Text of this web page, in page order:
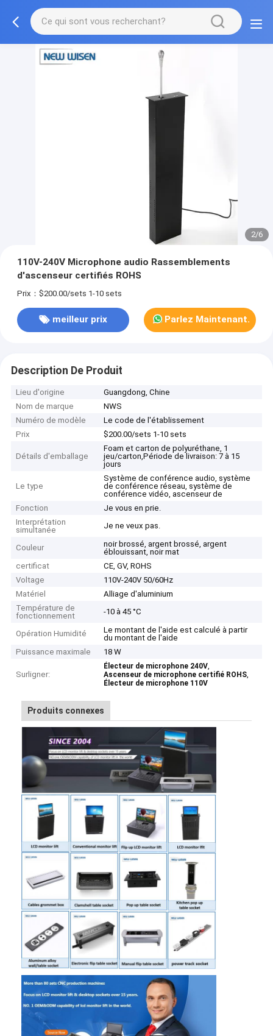
2/6
110V-240V Microphone audio Rassemblements
d'ascenseur certifiés ROHS
Prix：$200.00/sets 1-10 sets
meilleur prix Parlez Maintenant.
Description De Produit
Lieu d'origine
Guangdong, Chine
Nom de marque
NWS
Numéro de modèle
Le code de l'établissement
Prix
$200.00/sets 1-10 sets
Détails d'emballage
Foam et carton de polyuréthane, 1
jeu/carton,Période de livraison: 7 à 15
jours
Le type
Système de conférence audio, système
de conférence réseau, système de
conférence vidéo, ascenseur de
Fonction
Je vous en prie.
Interprétation
simultanée
Je ne veux pas.
Couleur
noir brossé, argent brossé, argent
éblouissant, noir mat
certificat
CE, GV, ROHS
Voltage
110V-240V 50/60Hz
Matériel
Alliage d'aluminium
Température de
fonctionnement
-10 à 45 °C
Opération Humidité
Le montant de l'aide est calculé à partir
du montant de l'aide
Puissance maximale
18 W
Surligner:
Électeur de microphone 240V,
Ascenseur de microphone certifié ROHS,
Électeur de microphone 110V
Produits connexes